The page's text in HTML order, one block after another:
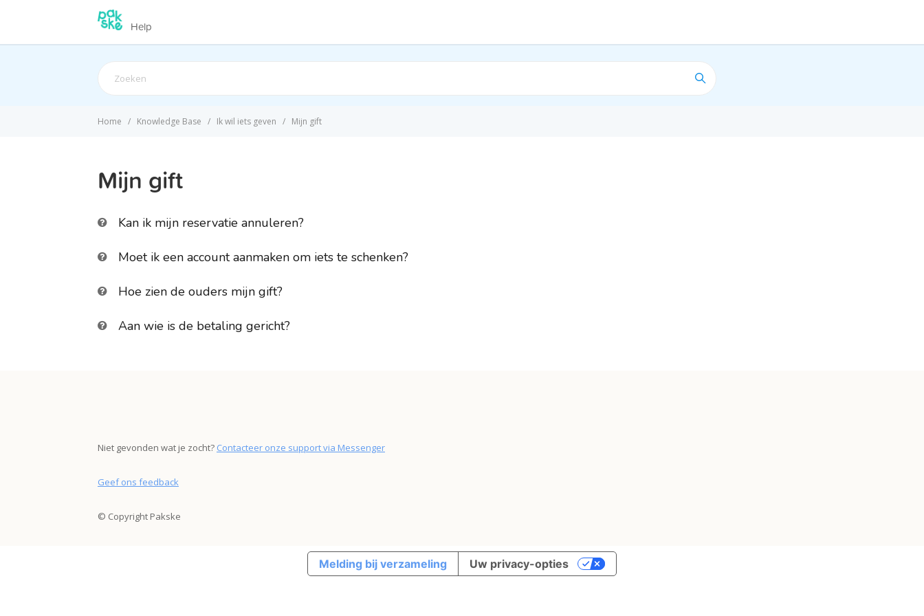
Help
Home Knowledge Base Ik wil iets geven Mijn gift
Mijn gift
Kan ik mijn reservatie annuleren?
Moet ik een account aanmaken om iets te schenken?
Hoe zien de ouders mijn gift?
Aan wie is de betaling gericht?
Niet gevonden wat je zocht? Contacteer onze support via Messenger
Geef ons feedback
© Copyright Pakske
Melding bij verzameling Uw privacy-opties